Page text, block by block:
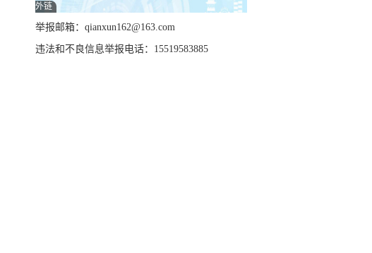
外链
举报邮箱：qianxun162@163.com
违法和不良信息举报电话：15519583885